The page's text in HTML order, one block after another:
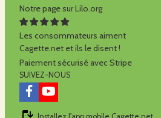
Notre page sur Lilo.org
Les consommateurs aiment
Cagette.net et ils le disent !
Paiement sécurisé avec Stripe
SUIVEZ-NOUS